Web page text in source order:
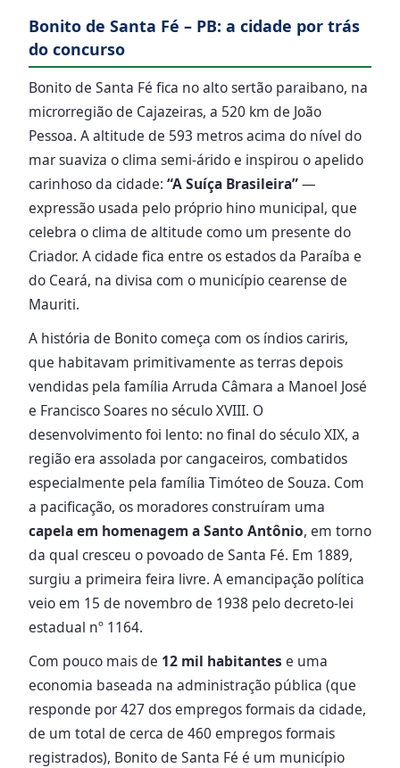
Bonito de Santa Fé – PB: a cidade por trás
do concurso
Bonito de Santa Fé fica no alto sertão paraibano, na
microrregião de Cajazeiras, a 520 km de João
Pessoa. A altitude de 593 metros acima do nível do
mar suaviza o clima semi-árido e inspirou o apelido
carinhoso da cidade: “A Suíça Brasileira”—
expressão usada pelo próprio hino municipal, que
celebra o clima de altitude como um presente do
Criador. A cidade fica entre os estados da Paraíba e
do Ceará, na divisa com o município cearense de
Mauriti.
A história de Bonito começa com os índios cariris,
que habitavam primitivamente as terras depois
vendidas pela família Arruda Câmara a Manoel José
e Francisco Soares no século XVIII. O
desenvolvimento foi lento: no final do século XIX, a
região era assolada por cangaceiros, combatidos
especialmente pela família Timóteo de Souza. Com
a pacificação, os moradores construíram uma
capela em homenagem a Santo Antônio, em torno
da qual cresceu o povoado de Santa Fé. Em 1889,
surgiu a primeira feira livre. A emancipação política
veio em 15 de novembro de 1938 pelo decreto-lei
estadual nº 1164.
Com pouco mais de 12 mil habitantes e uma
economia baseada na administração pública (que
responde por 427 dos empregos formais da cidade,
de um total de cerca de 460 empregos formais
registrados), Bonito de Santa Fé é um município